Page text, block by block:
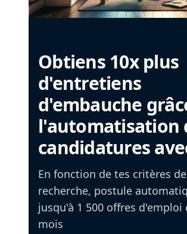
Obtiens 10x plus
d'entretiens
d'embauche
l'automatisation
candidatures
En fonction de tes critères de
recherche, postule
jusqu'à 1 500 offres d'emploi
mois